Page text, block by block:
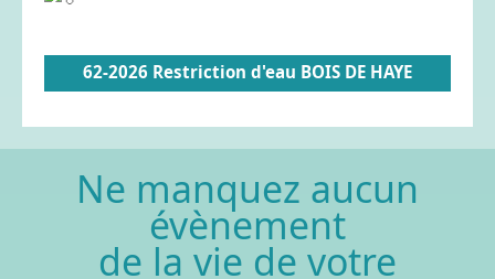
62-2026 Restriction d'eau BOIS DE HAYE
Ne manquez aucun
évènement
de la vie de votre